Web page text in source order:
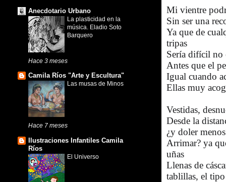
Mi vientre
Sin ser una
Ya que de
tripas
Sería difícil no
Antes que el
Igual cuando
Ellas muy
Vestidas,
Desde la
¿y doler
Arrimar? ya
uñas
Llenas de
tablillas, el tipo
Anecdotario Urbano
La plasticidad en la
música. Eladio Soto
Barquero
Hace 3 meses
Camila Ríos "Arte y Escultura"
Las musas de Minos
Hace 7 meses
Ilustraciones Infantiles Camila
Ríos
El Universo